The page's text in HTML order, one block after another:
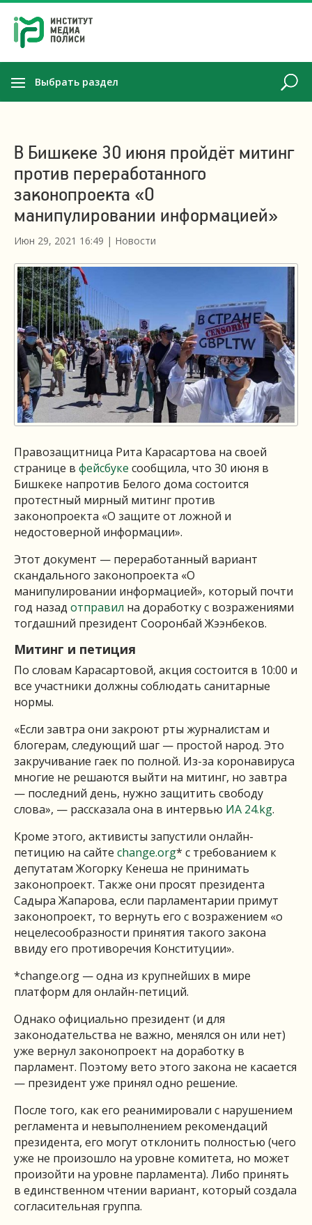
Выбрать раздел
В Бишкеке 30 июня пройдёт митинг
против переработанного
законопроекта «О
манипулировании информацией»
Июн 29, 2021 16:49 | Новости
Правозащитница Рита Карасартова на своей
странице в фейсбуке сообщила, что 30 июня в
Бишкеке напротив Белого дома состоится
протестный мирный митинг против
законопроекта «О защите от ложной и
недостоверной информации».
Этот документ — переработанный вариант
скандального законопроекта «О
манипулировании информацией», который почти
год назад отправил на доработку с возражениями
тогдашний президент Сооронбай Жээнбеков.
Митинг и петиция
По словам Карасартовой, акция состоится в 10:00 и
все участники должны соблюдать санитарные
нормы.
«Если завтра они закроют рты журналистам и
блогерам, следующий шаг — простой народ. Это
закручивание гаек по полной. Из-за коронавируса
многие не решаются выйти на митинг, но завтра
— последний день, нужно защитить свободу
слова», — рассказала она в интервью ИА 24.kg.
Кроме этого, активисты запустили онлайн-
петицию на сайте change.org* с требованием к
депутатам Жогорку Кенеша не принимать
законопроект. Также они просят президента
Садыра Жапарова, если парламентарии примут
законопроект, то вернуть его с возражением «о
нецелесообразности принятия такого закона
ввиду его противоречия Конституции».
*change.org — одна из крупнейших в мире
платформ для онлайн-петиций.
Однако официально президент (и для
законодательства не важно, менялся он или нет)
уже вернул законопроект на доработку в
парламент. Поэтому вето этого закона не касается
— президент уже принял одно решение.
После того, как его реанимировали с нарушением
регламента и невыполнением рекомендаций
президента, его могут отклонить полностью (чего
уже не произошло на уровне комитета, но может
произойти на уровне парламента). Либо принять
в единственном чтении вариант, который создала
согласительная группа.